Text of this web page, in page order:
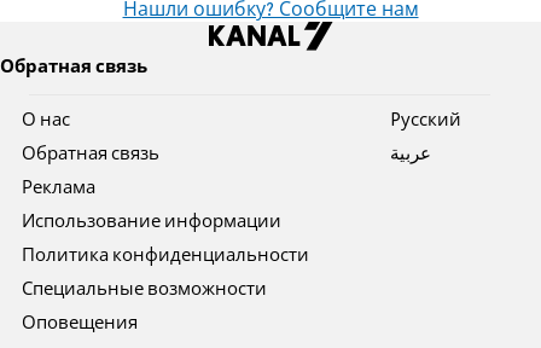
Нашли ошибку? Сообщите нам
Обратная связь
О нас
Обратная связь
Реклама
Использование информации
Политика конфиденциальности
Специальные возможности
Оповещения
Pусский
عربية